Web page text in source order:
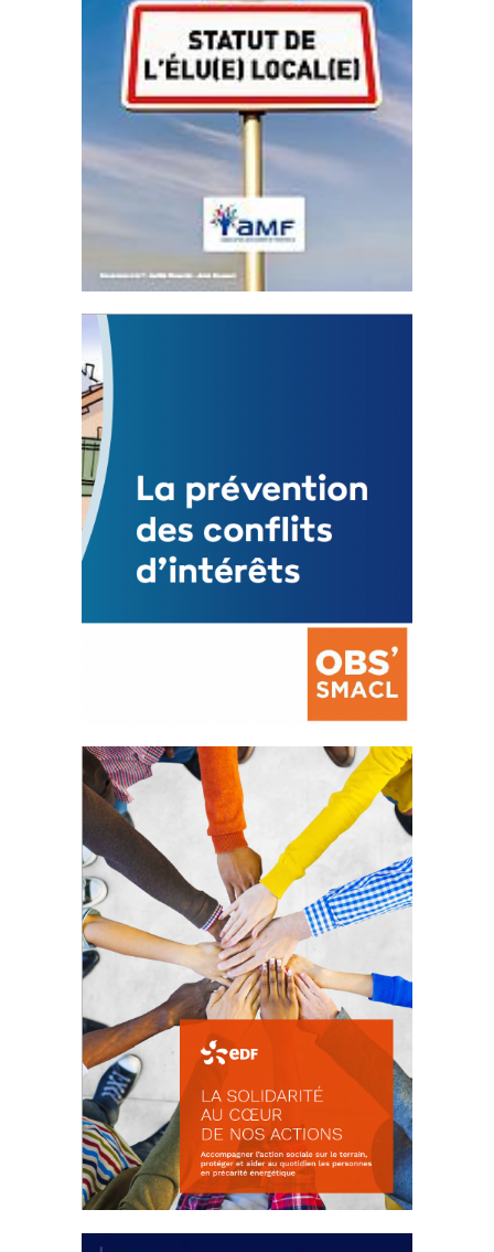
Statut de l’élu local
3 avril 2024
Mise à jour avril 2024
FEUILLETER
La prévention des conflits
d’intérêts
18 septembre 2023
FEUILLETER